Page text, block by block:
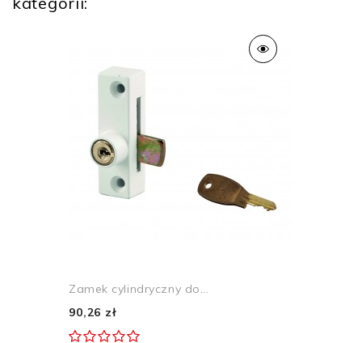
Zamek cylindryczny do...
90,26 zł